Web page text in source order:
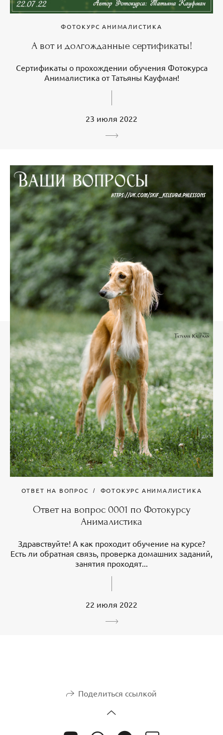
ФОТОКУРС АНИМАЛИСТИКА
А вот и долгожданные сертификаты!
Сертификаты о прохождении обучения Фотокурса
Анималистика от Татьяны Кауфман!
23 июля 2022
ОТВЕТ НА ВОПРОС ФОТОКУРС АНИМАЛИСТИКА
Ответ на вопрос 0001 по Фотокурсу
Анималистика
Здравствуйте! А как проходит обучение на курсе?
Есть ли обратная связь, проверка домашних заданий,
занятия проходят...
22 июля 2022
Поделиться ссылкой